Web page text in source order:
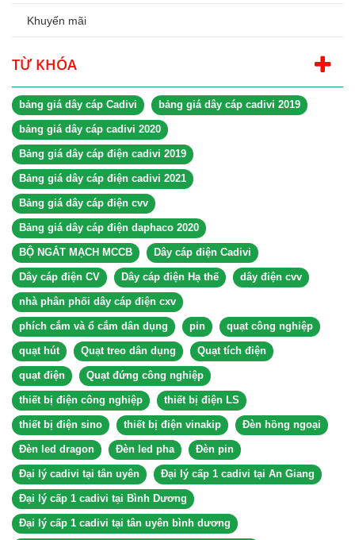
Khuyến mãi
TỪ KHÓA
bảng giá dây cáp Cadivi bảng giá dây cáp cadivi 2019
bảng giá dây cáp cadivi 2020
Bảng giá dây cáp điện cadivi 2019
Bảng giá dây cáp điện cadivi 2021
Bảng giá dây cáp điện cvv
Bảng giá dây cáp điện daphaco 2020
BỘ NGẮT MẠCH MCCB Dây cáp điện Cadivi
Dây cáp điện CV Dây cáp điện Hạ thế dây điện cvv
nhà phân phối dây cáp điện cxv
phích cắm và ổ cắm dân dụng pin quạt công nghiệp
quạt hút Quạt treo dân dụng Quạt tích điện
quạt điện Quạt đứng công nghiệp
thiết bị điện công nghiệp thiết bị điện LS
thiết bị điện sino thiết bị điện vinakip Đèn hồng ngoại
Đèn led dragon Đèn led pha Đèn pin
Đại lý cadivi tại tân uyên Đại lý cấp 1 cadivi tại An Giang
Đại lý cấp 1 cadivi tại Bình Dương
Đại lý cấp 1 cadivi tại tân uyên bình dương